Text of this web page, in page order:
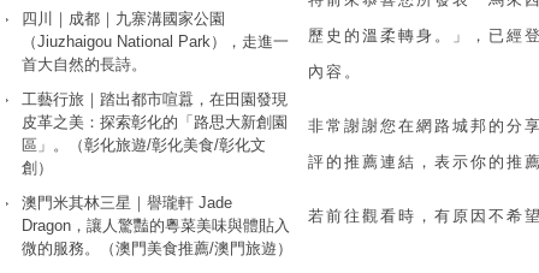
歷史的溫柔轉身。」，已經
內容。
非常謝謝您在網路城邦的分
評的推薦連結，表示你的推
若前往觀看時，有原因不希
四川｜成都｜九寨溝國家公園
（Jiuzhaigou National Park），走進一
首大自然的長詩。
工藝行旅｜踏出都市喧囂，在田園發現
皮革之美：探索彰化的「路思大新創園
區」。（彰化旅遊/彰化美食/彰化文
創）
澳門米其林三星｜譽瓏軒 Jade
Dragon，讓人驚豔的粵菜美味與體貼入
微的服務。（澳門美食推薦/澳門旅遊）